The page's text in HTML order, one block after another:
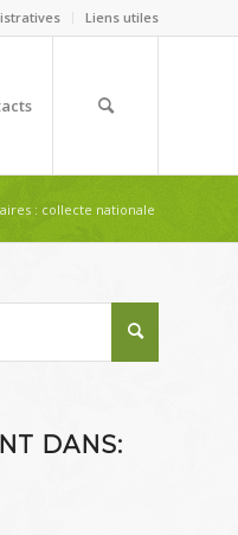
Liens utiles
: collecte nationale
DANS: